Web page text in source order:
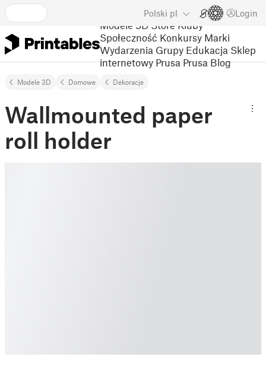
Polski pl Login
Modele 3D Store Kluby
Społeczność Konkursy Marki
Wydarzenia Grupy Edukacja Sklep
internetowy Prusa Prusa Blog
Modele 3D Domowe Dekoracje
Wallmounted paper
roll holder